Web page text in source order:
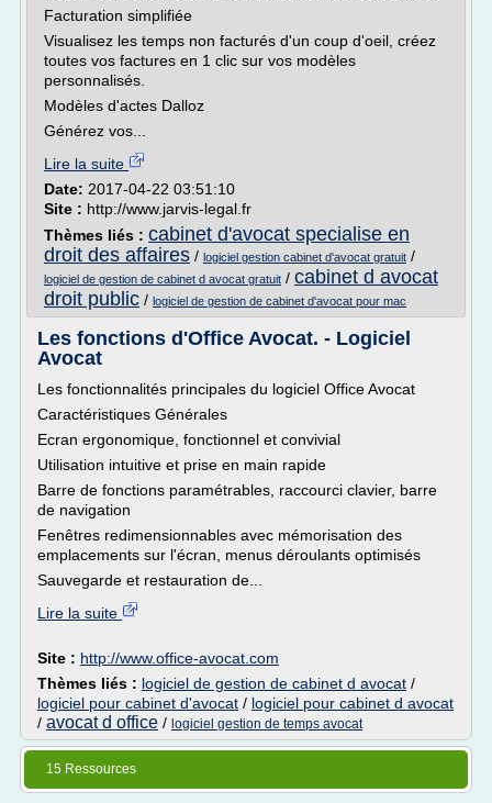
Facturation simplifiée
Visualisez les temps non facturés d'un coup d'oeil, créez
toutes vos factures en 1 clic sur vos modèles
personnalisés.
Modèles d'actes Dalloz
Générez vos...
Lire la suite
Date: 2017-04-22 03:51:10
Site : http://www.jarvis-legal.fr
Thèmes liés : cabinet d'avocat specialise en
droit des affaires / logiciel gestion cabinet d'avocat gratuit /
logiciel de gestion de cabinet d avocat gratuit / cabinet d avocat
droit public / logiciel de gestion de cabinet d'avocat pour mac
Les fonctions d'Office Avocat. - Logiciel
Avocat
Les fonctionnalités principales du logiciel Office Avocat
Caractéristiques Générales
Ecran ergonomique, fonctionnel et convivial
Utilisation intuitive et prise en main rapide
Barre de fonctions paramétrables, raccourci clavier, barre
de navigation
Fenêtres redimensionnables avec mémorisation des
emplacements sur l'écran, menus déroulants optimisés
Sauvegarde et restauration de...
Lire la suite
Site : http://www.office-avocat.com
Thèmes liés : logiciel de gestion de cabinet d avocat /
logiciel pour cabinet d'avocat / logiciel pour cabinet d avocat
/ avocat d office / logiciel gestion de temps avocat
15 Ressources